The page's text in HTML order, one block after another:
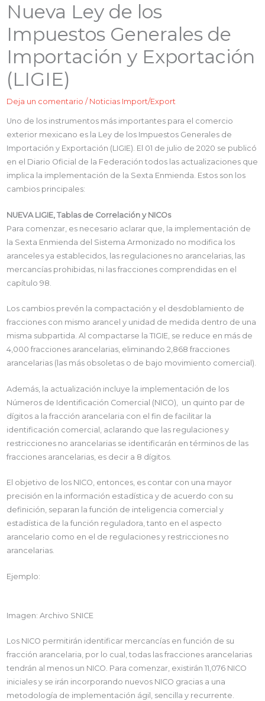
Nueva Ley de los
Impuestos Generales de
Importación y Exportación
(LIGIE)
Deja un comentario / Noticias Import/Export
Uno de los instrumentos más importantes para el comercio
exterior mexicano es la Ley de los Impuestos Generales de
Importación y Exportación (LIGIE). El 01 de julio de 2020 se publicó
en el Diario Oficial de la Federación todos las actualizaciones que
implica la implementación de la Sexta Enmienda. Estos son los
cambios principales:
NUEVA LIGIE, Tablas de Correlación y NICOs
Para comenzar, es necesario aclarar que, la implementación de
la Sexta Enmienda del Sistema Armonizado no modifica los
aranceles ya establecidos, las regulaciones no arancelarias, las
mercancías prohibidas, ni las fracciones comprendidas en el
capítulo 98.
Los cambios prevén la compactación y el desdoblamiento de
fracciones con mismo arancel y unidad de medida dentro de una
misma subpartida. Al compactarse la TIGIE, se reduce en más de
4,000 fracciones arancelarias, eliminando 2,868 fracciones
arancelarias (las más obsoletas o de bajo movimiento comercial).
Además, la actualización incluye la implementación de los
Números de Identificación Comercial (NICO), un quinto par de
dígitos a la fracción arancelaria con el fin de facilitar la
identificación comercial, aclarando que las regulaciones y
restricciones no arancelarias se identificarán en términos de las
fracciones arancelarias, es decir a 8 dígitos.
El objetivo de los NICO, entonces, es contar con una mayor
precisión en la información estadística y de acuerdo con su
definición, separan la función de inteligencia comercial y
estadística de la función reguladora, tanto en el aspecto
arancelario como en el de regulaciones y restricciones no
arancelarias.
Ejemplo:
Imagen: Archivo SNICE
Los NICO permitirán identificar mercancías en función de su
fracción arancelaria, por lo cual, todas las fracciones arancelarias
tendrán al menos un NICO. Para comenzar, existirán 11,076 NICO
iniciales y se irán incorporando nuevos NICO gracias a una
metodología de implementación ágil, sencilla y recurrente.